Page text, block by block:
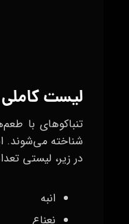
هندوانه یخ
پرتقال نعناع
بلوبری خامه
پرتقال خامه
بلوبری نعناع
آدامس نعناع